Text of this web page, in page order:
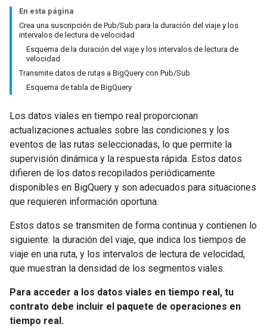
En esta página
Crea una suscripción de Pub/Sub para la duración del viaje y los
intervalos de lectura de velocidad
Esquema de la duración del viaje y los intervalos de lectura de
velocidad
Transmite datos de rutas a BigQuery con Pub/Sub
Esquema de tabla de BigQuery
Los datos viales en tiempo real proporcionan
actualizaciones actuales sobre las condiciones y los
eventos de las rutas seleccionadas, lo que permite la
supervisión dinámica y la respuesta rápida. Estos datos
difieren de los datos recopilados periódicamente
disponibles en BigQuery y son adecuados para situaciones
que requieren información oportuna.
Estos datos se transmiten de forma continua y contienen lo
siguiente: la duración del viaje, que indica los tiempos de
viaje en una ruta, y los intervalos de lectura de velocidad,
que muestran la densidad de los segmentos viales.
Para acceder a los datos viales en tiempo real, tu
contrato debe incluir el paquete de operaciones en
tiempo real.